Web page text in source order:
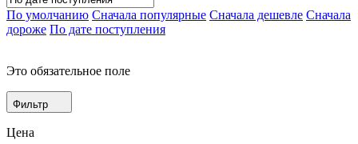
По умолчанию Сначала популярные Сначала дешевле Сначала
дороже По дате поступления
Это обязательное поле
Фильтр
Цена